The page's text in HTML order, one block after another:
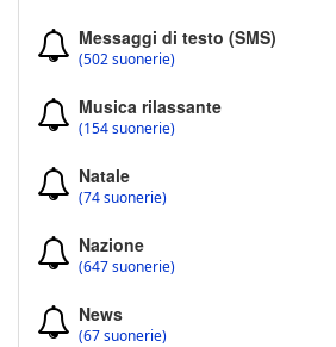
Messaggi di testo (SMS)
(502 suonerie)
Musica rilassante
(154 suonerie)
Natale
(74 suonerie)
Nazione
(647 suonerie)
News
(67 suonerie)